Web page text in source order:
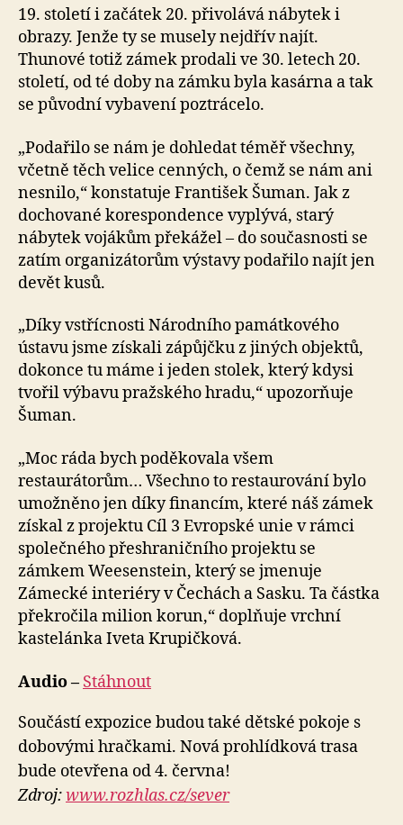
19. století i začátek 20. přivolává nábytek i
obrazy. Jenže ty se musely nejdřív najít.
Thunové totiž zámek prodali ve 30. letech 20.
století, od té doby na zámku byla kasárna a tak
se původní vybavení poztrácelo.
„Podařilo se nám je dohledat téměř všechny,
včetně těch velice cenných, o čemž se nám ani
nesnilo,“ konstatuje František Šuman. Jak z
dochované korespondence vyplývá, starý
nábytek vojákům překážel – do současnosti se
zatím organizátorům výstavy podařilo najít jen
devět kusů.
„Díky vstřícnosti Národního památkového
ústavu jsme získali zápůjčku z jiných objektů,
dokonce tu máme i jeden stolek, který kdysi
tvořil výbavu pražského hradu,“ upozorňuje
Šuman.
„Moc ráda bych poděkovala všem
restaurátorům… Všechno to restaurování bylo
umožněno jen díky financím, které náš zámek
získal z projektu Cíl 3 Evropské unie v rámci
společného přeshraničního projektu se
zámkem Weesenstein, který se jmenuje
Zámecké interiéry v Čechách a Sasku. Ta částka
překročila milion korun,“ doplňuje vrchní
kastelánka Iveta Krupičková.
Audio – Stáhnout
Součástí expozice budou také dětské pokoje s
dobovými hračkami. Nová prohlídková trasa
bude otevřena od 4. června!
Zdroj:www.rozhlas.cz/sever